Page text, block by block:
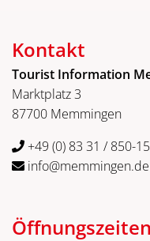
Kontakt
Tourist Information
Marktplatz 3
87700 Memmingen
+49 (0) 83 31 / 850-
info@memmingen.de
Öffnungszeiten